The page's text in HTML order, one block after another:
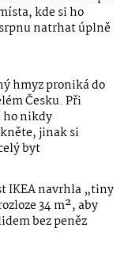
kde si ho
natrhat úplně
hmyz proniká do
Česku. Při
nikdy
jinak si
byt
IKEA navrhla „tiny
34 m², aby
bez peněz